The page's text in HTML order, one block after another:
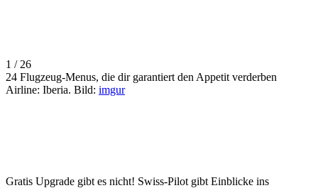
1 / 26
24 Flugzeug-Menus, die dir garantiert den Appetit verderben
Airline: Iberia. Bild: imgur
Gratis Upgrade gibt es nicht! Swiss-Pilot gibt Einblicke ins